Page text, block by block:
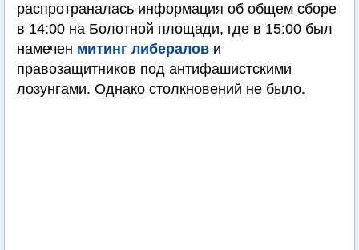
распротраналась информация об общем сборе
в 14:00 на Болотной площади, где в 15:00 был
намечен митинг либералов и
правозащитников под антифашистскими
лозунгами. Однако столкновений не было.